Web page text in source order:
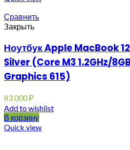
Сравнить
Закрыть
Ноутбук Apple MacBook
Silver (Core M3 1.2GHz/
Graphics 615)
83 000₽
Add to wishlist
В корзину
Quick view